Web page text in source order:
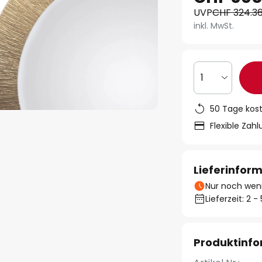
UVPCHF
inkl. MwSt.
1
50 Tage
Flexible
Nur noch
Lieferzeit: 2 -